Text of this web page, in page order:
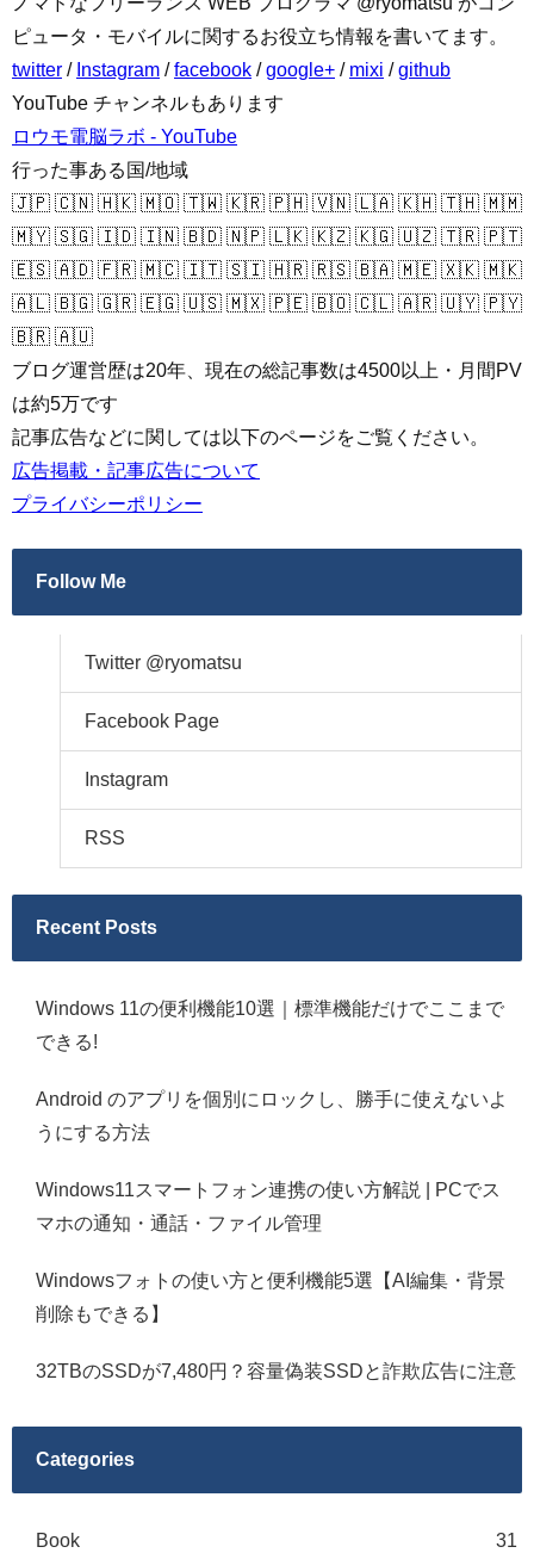
ピュータ・モバイルに関するお役立ち情報を書いてます。
twitter / Instagram /facebook /google+ / mixi /github
YouTube チャンネルもあります
ロウモ電脳ラボ - YouTube
行った事ある国/地域
🇯🇵 🇨🇳 🇭🇰 🇲🇴 🇹🇼 🇰🇷 🇵🇭 🇻🇳 🇱🇦 🇰🇭 🇹🇭 🇲🇲
🇲🇾 🇸🇬 🇮🇩 🇮🇳 🇧🇩 🇳🇵 🇱🇰 🇰🇿 🇰🇬 🇺🇿 🇹🇷 🇵🇹
🇪🇸 🇦🇩 🇫🇷 🇲🇨 🇮🇹 🇸🇮 🇭🇷 🇷🇸 🇧🇦 🇲🇪 🇽🇰 🇲🇰
🇦🇱 🇧🇬 🇬🇷 🇪🇬 🇺🇸 🇲🇽 🇵🇪 🇧🇴 🇨🇱 🇦🇷 🇺🇾 🇵🇾
🇧🇷 🇦🇺
ブログ運営歴は20年、現在の総記事数は4500以上・月間PV
は約5万です
記事広告などに関しては以下のページをご覧ください。
広告掲載・記事広告について
プライバシーポリシー
Follow Me
Twitter @ryomatsu
Facebook Page
Instagram
RSS
Recent Posts
Windows 11の便利機能10選｜標準機能だけでここまで
できる!
Android のアプリを個別にロックし、勝手に使えないよ
うにする方法
Windows11スマートフォン連携の使い方解説 | PCでス
マホの通知・通話・ファイル管理
Windowsフォトの使い方と便利機能5選【AI編集・背景
削除もできる】
32TBのSSDが7,480円？容量偽装SSDと詐欺広告に注意
Categories
Book 31